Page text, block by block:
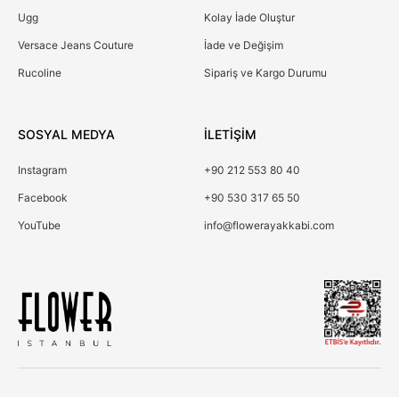
Ugg
Versace Jeans Couture
Rucoline
Kolay İade Oluştur
İade ve Değişim
Sipariş ve Kargo Durumu
SOSYAL MEDYA
Instagram
Facebook
YouTube
İLETİŞİM
+90 212 553 80 40
+90 530 317 65 50
info@flowerayakkabi.com